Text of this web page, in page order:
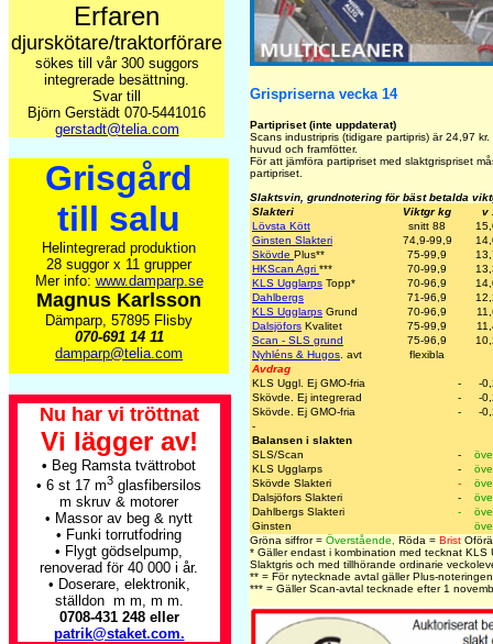
Erfaren
djurskötare/traktorförare
sökes till vår 300 suggors
integrerade besättning.
Svar till
Björn Gerstädt 070-5441016
gerstadt@telia.com
Grisgård
till salu
Helintegrerad produktion
28 suggor x 11 grupper
Mer info: www.damparp.se
Magnus Karlsson
Dämparp, 57895 Flisby
070-691 14 11
damparp@telia.com
Nu har vi tröttnat
Vi lägger av!
• Beg Ramsta tvättrobot
• 6 st 17 m3 glasfibersilos
m skruv & motorer
• Massor av beg & nytt
• Funki torrutfodring
• Flygt gödselpump,
renoverad för 40 000 i år.
• Doserare, elektronik,
ställdon m m, m m.
0708-431 248 eller
patrik@staket.com.
Grispriserna vecka 14
Partipriset (inte uppdaterat)
Scans industripris (tidigare partipris) är24,97
huvud och framfötter.
För att jämföra partipriset med slaktgrispriset
partipriset.
Slaktsvin, grundnotering för bäst betalda
Slakteri
Viktgr kg
v
Lövsta Kött
snitt 88
Ginsten Slakteri
74,9-99,9
Skövde Plus** 75-99,9
HKScan Agri *** 70-99,9
KLS Ugglarps Topp* 70-96,9
Dahlbergs
71-96,9
KLS Ugglarps Grund 70-96,9
Dalsjöfors Kvalitet 75-99,9
Scan - SLS grund
75-96,9
Nyhléns & Hugos . avt
flexibla
Avdrag
KLS Uggl. Ej GMO-fria
-
-
Skövde. Ej integrerad
-
-
Skövde. Ej GMO-fria
-
-
-
Balansen i slakten
SLS/Scan
-
KLS Ugglarps
-
Skövde Slakteri
-
Dalsjöfors Slakteri
-
Dahlbergs Slakteri
-
Ginsten
Gröna siffror = Överstående, Röda = Brist
* Gäller endast i kombination med tecknat KLS
Slaktgris och med tillhörande ordinarie
** = För nytecknade avtal gäller Plus-
*** = Gäller Scan-avtal tecknade efter 1